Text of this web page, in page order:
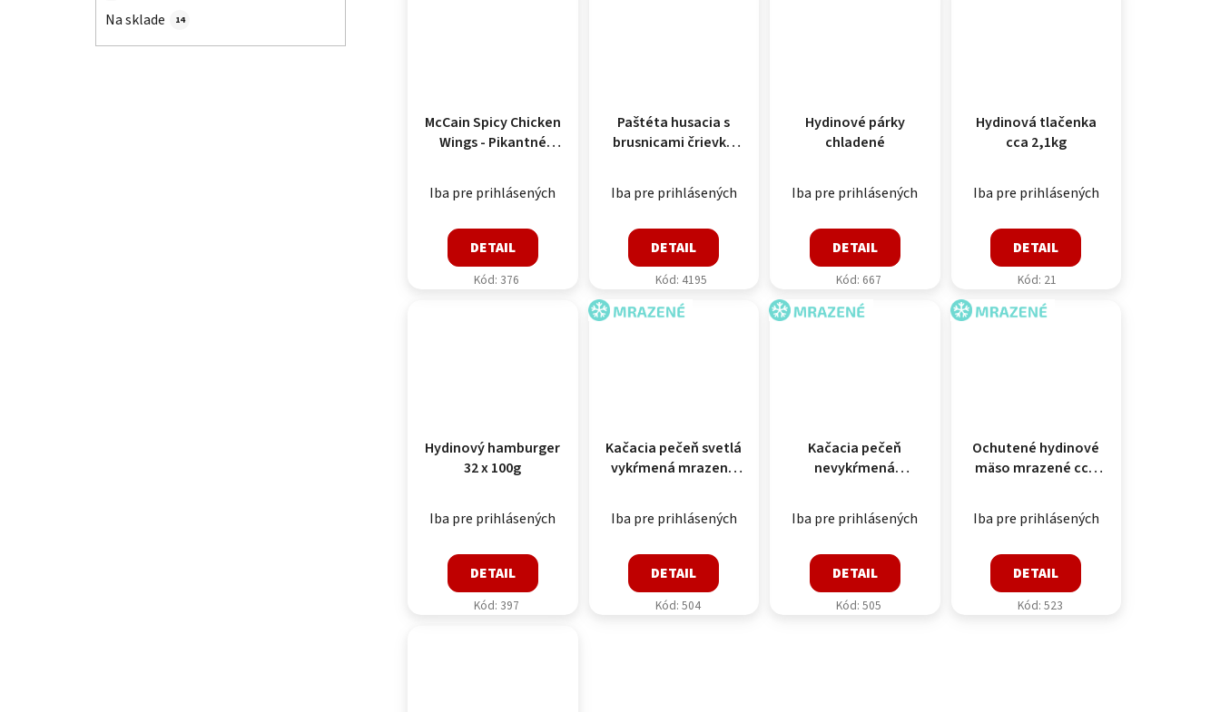
Na sklade 14
McCain Spicy Chicken
Wings - Pikantné
= 23-37 ks) - certifikát
HALAL 1000g
Iba pre prihlásených
DETAIL
Kód: 376
Paštéta husacia s
brusnicami črievko
Iba pre prihlásených
DETAIL
Kód: 4195
Hydinové párky
chladené
Iba pre prihlásených
DETAIL
Kód: 667
Hydinová tlačenka
cca 2,1kg
Iba pre prihlásených
DETAIL
Kód: 21
Hydinový hamburger
32 x 100g
Iba pre prihlásených
DETAIL
Kód: 397
MRAZENÉ
Kačacia pečeň svetlá
vykŕmená mrazená
10kg/kartón
Iba pre prihlásených
DETAIL
Kód: 504
MRAZENÉ
Kačacia pečeň
nevykŕmená
12kg/kartón
Iba pre prihlásených
DETAIL
Kód:505
MRAZENÉ
Ochutené hydinové
mäso mrazené cca
Iba pre prihlásených
DETAIL
Kód: 523